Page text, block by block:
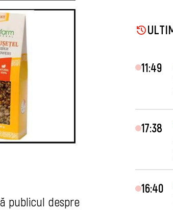
publicul despre
11:49
17:38
16:40